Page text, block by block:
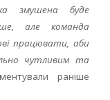
змушена буде
але команда
працювати, аби
чутливим та
раніше